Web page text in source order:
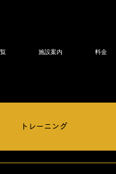
施設案内 料金
トレーニング